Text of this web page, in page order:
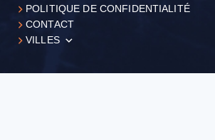
POLITIQUE DE CONFIDENTIALITÉ
CONTACT
VILLES